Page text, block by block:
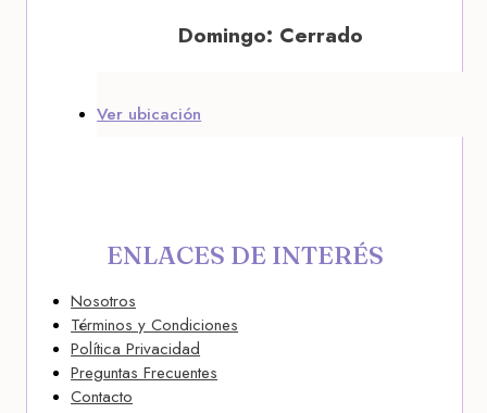
Domingo: Cerrado
Ver ubicación
ENLACES DE INTERÉS
Nosotros
Términos y Condiciones
Política Privacidad
Preguntas Frecuentes
Contacto